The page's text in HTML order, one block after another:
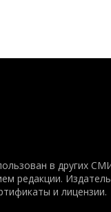
в других
редакции.
и лицензии.